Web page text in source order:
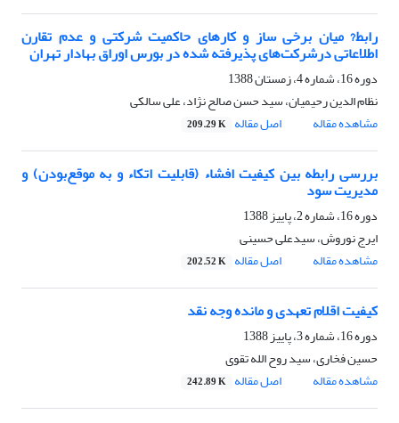
رابط? میان برخی ساز و کارهای حاکمیت شرکتی و عدم تقارن
اطلاعاتی درشرکت‌های پذیرفته شده در بورس اوراق بهادار تهران
دوره 16، شماره 4، زمستان 1388
نظام الدین رحیمیان، سید حسن صالح نژاد، علی سالکی
مشاهده مقاله
اصل مقاله 209.29 K
بررسی رابطه بین کیفیت افشاء (قابلیت اتکاء و به‌ ‌موقع‌بودن) و
مدیریت سود
دوره 16، شماره 2، پاییز 1388
ایرج نوروش، سیدعلی حسینی
مشاهده مقاله
اصل مقاله 202.52 K
کیفیت اقلام تعهدی و مانده وجه نقد
دوره 16، شماره 3، پاییز 1388
حسین فخاری، سید روح الله تقوی
مشاهده مقاله
اصل مقاله 242.89 K